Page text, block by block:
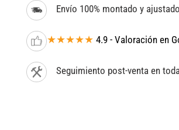
Envío 100% montado y ajustado
★★★★★ 4.9 - Valoración en
Seguimiento post-venta en